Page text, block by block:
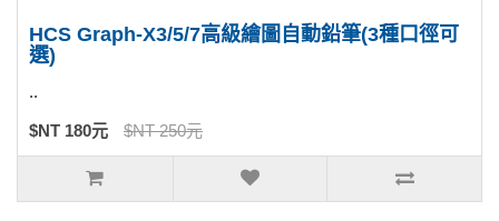
HCS Graph-X3/5/7高級繪圖自動鉛筆(3種口徑可
選)
..
$NT 180元 $NT 250元